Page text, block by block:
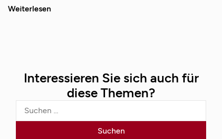
Weiterlesen
Interessieren Sie sich auch für
diese Themen?